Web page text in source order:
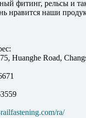
фитинг, рельсы и
нравится наши
Huanghe Road,
ra/